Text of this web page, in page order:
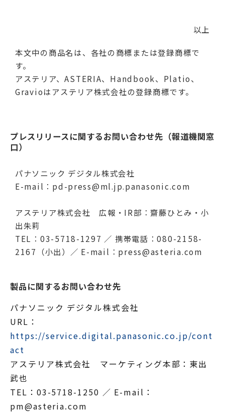
以上
本文中の商品名は、各社の商標または登録商標で
す。
アステリア、ASTERIA、Handbook、Platio、
Gravioはアステリア株式会社の登録商標です。
プレスリリースに関するお問い合わせ先（報道機関窓
口）
パナソニック デジタル株式会社
E-mail：pd-press@ml.jp.panasonic.com
アステリア株式会社 広報・IR部：齋藤ひとみ・小
出朱莉
TEL：03-5718-1297 ／ 携帯電話：080-2158-
2167（小出）／ E-mail：press@asteria.com
製品に関するお問い合わせ先
パナソニック デジタル株式会社
URL：
https://service.digital.panasonic.co.jp/cont
act
アステリア株式会社 マーケティング本部：東出
武也
TEL：03-5718-1250 ／ E-mail：
pm@asteria.com